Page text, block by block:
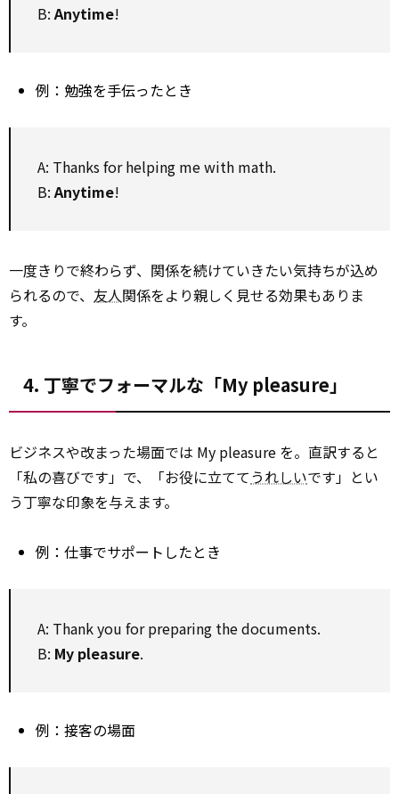
B: Anytime!
例：勉強を手伝ったとき
A: Thanks for helping me with math.
B: Anytime!
一度きりで終わらず、関係を続けていきたい気持ちが込め
られるので、 友人関係をより親しく見せる効果もありま
す。
4. 丁寧でフォーマルな「My pleasure」
ビジネスや改まった場面では My pleasure を。直訳すると
「私の喜びです」で、「お役に立てて うれしいです」とい
う丁寧な印象を与えます。
例：仕事でサポートしたとき
A: Thank you for preparing the documents.
B: My pleasure.
例：接客の場面